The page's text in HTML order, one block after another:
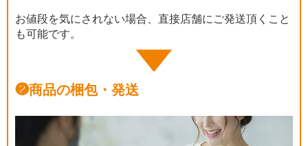
お値段を気にされない場合、直接店舗にご発送頂くこと
も可能です。
❷商品の梱包・発送